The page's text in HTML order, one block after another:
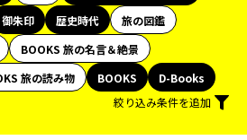
御朱印 歴史時代
旅の図鑑
BOOKS 旅の名言＆絶景
旅の読み物 BOOKS
D-Books
絞り込み条件を追加